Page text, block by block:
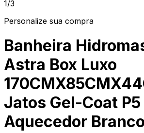
1/3
Personalize sua compra
Banheira
Astra Box Luxo
Jatos Gel-Coat
Aquecedor Branco